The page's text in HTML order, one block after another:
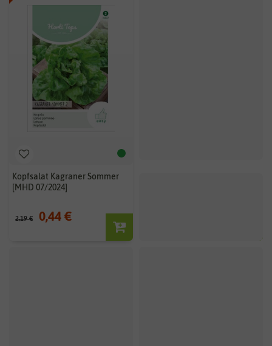
Kopfsalat Kagraner Sommer
[MHD 07/2024]
2,19 € 0,44 €